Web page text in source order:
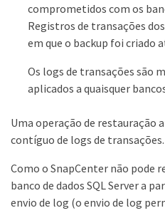
comprometidos com os
Registros de transações
em que o backup foi criado
Os logs de transações são
aplicados a quaisquer
Uma operação de restauração
contíguo de logs de transações.
Como o SnapCenter não pode
banco de dados SQL Server a
envio de log (o envio de log